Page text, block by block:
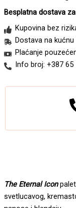
The
Eternal
količina
Besplatna dostava
Kupovina bez
Dostava na kućnu
Plaćanje
Info broj: +387 65
The Eternal Icon
svetlucavog,